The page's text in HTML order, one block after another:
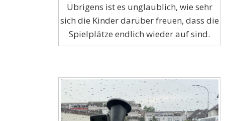
Übrigens ist es unglaublich, wie sehr
sich die Kinder darüber freuen, dass die
Spielplätze endlich wieder auf sind.